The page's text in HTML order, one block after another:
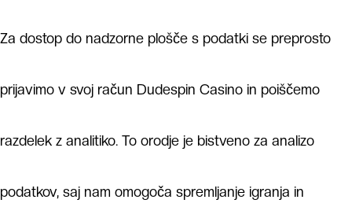
Za dostop do nadzorne plošče s podatki se preprosto
prijavimo v svoj račun Dudespin Casino in poiščemo
razdelek z analitiko. To orodje je bistveno za analizo
podatkov, saj nam omogoča spremljanje igranja in